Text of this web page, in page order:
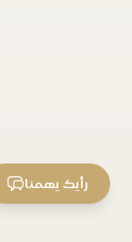
رأيك يهمنا